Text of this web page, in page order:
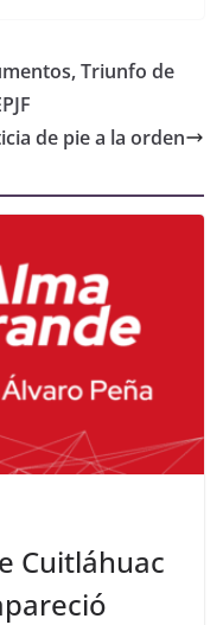
Triunfo de
de pie a la orden
Cuitláhuac